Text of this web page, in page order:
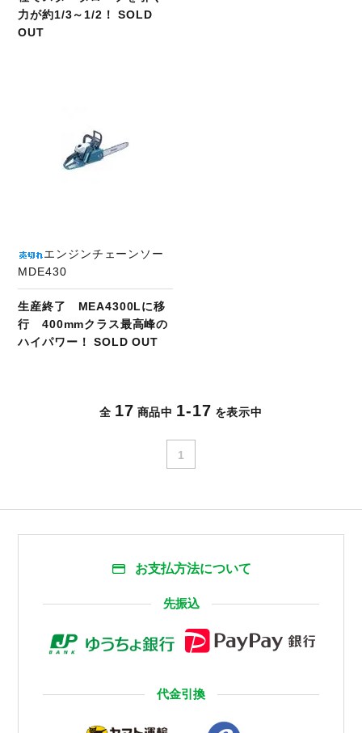
力が約1/3～1/2！ SOLD
OUT
エンジンチェーンソー
MDE430
生産終了 MEA4300Lに移
行 400mmクラス最高峰の
ハイパワー！ SOLD OUT
全 17 商品中 1-17 を表示中
1
お支払方法について
先振込
代金引換